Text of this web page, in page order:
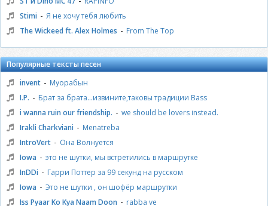
Stimi - Я не хочу тебя любить
The Wickeed ft. Alex Holmes - From The Top
Популярные тексты песен
invent - Муорабын
I.P. - Брат за брата...извините,таковы традиции Bass
i wanna ruin our friendship. - we should be lovers instead.
Irakli Charkviani - Menatreba
IntroVert - Она Волнуется
Iowa - это не шутки, мы встретились в маршрутке
InDDi - Гарри Поттер за 99 секунд на русском
Iowa - Это не шутки , он шофёр маршрутки
Iss Pyaar Ko Kya Naam Doon - rabba ve